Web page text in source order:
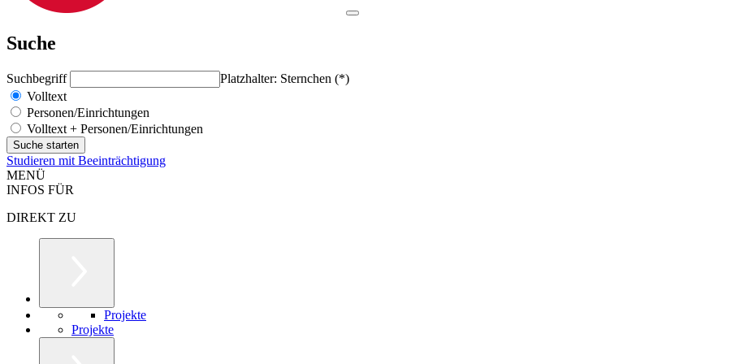
Suche
Suchbegriff
Platzhalter: Sternchen (*)
Volltext
Personen/Einrichtungen
Volltext + Personen/Einrichtungen
Studieren mit Beeinträchtigung
MENÜ
INFOS FÜR
DIREKT ZU
Projekte
Projekte